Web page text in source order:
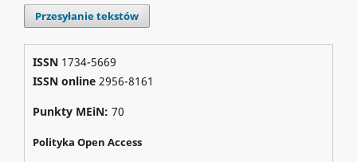
Przesyłanie tekstów
ISSN 1734-5669
ISSN online2956-8161
Punkty MEiN: 70
Polityka Open Access